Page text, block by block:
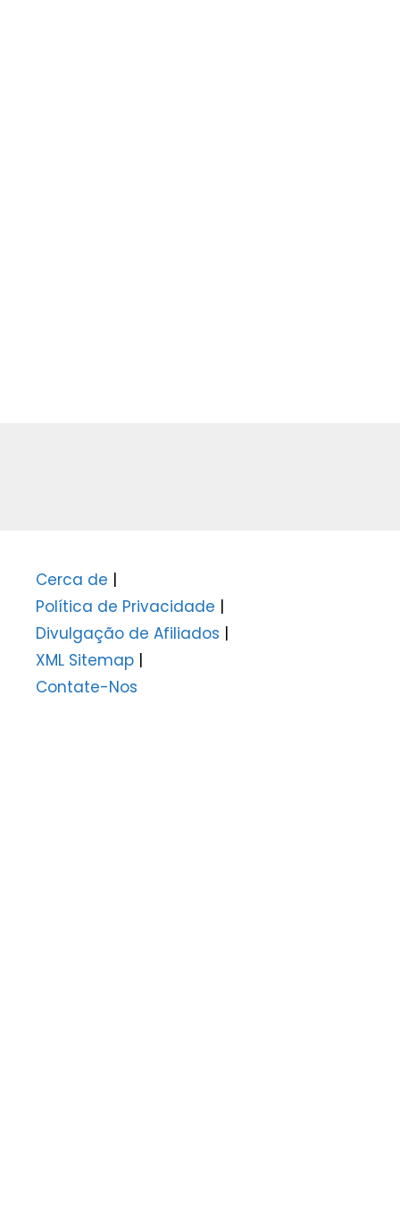
Cerca de |
Política de Privacidade |
Divulgação de Afiliados |
XML Sitemap |
Contate-Nos